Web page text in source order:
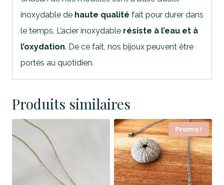
inoxydable de haute qualité fait pour durer dans
le temps. L’acier inoxydable résiste à l’eau et à
l’oxydation. De ce fait, nos bijoux peuvent être
portés au quotidien.
Produits similaires
Promo !